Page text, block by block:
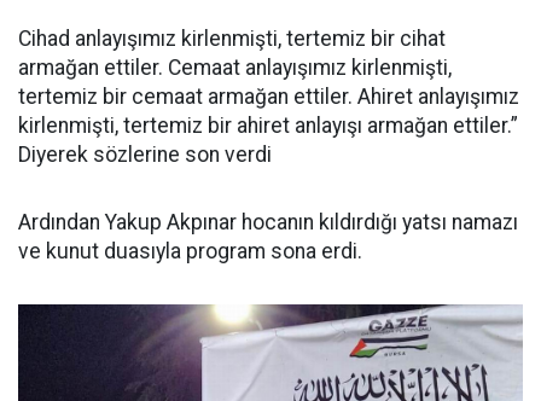
Cihad anlayışımız kirlenmişti, tertemiz bir cihat
armağan ettiler. Cemaat anlayışımız kirlenmişti,
tertemiz bir cemaat armağan ettiler. Ahiret anlayışımız
kirlenmişti, tertemiz bir ahiret anlayışı armağan ettiler.”
Diyerek sözlerine son verdi
Ardından Yakup Akpınar hocanın kıldırdığı yatsı namazı
ve kunut duasıyla program sona erdi.